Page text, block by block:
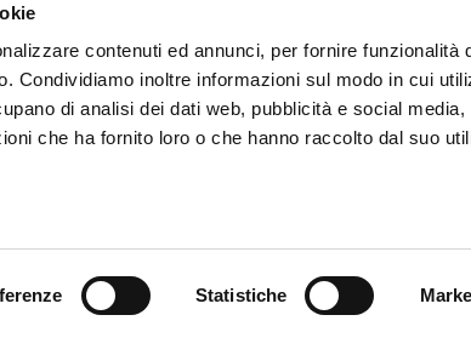
contenuti ed annunci, per fornire funzionalità
Condividiamo inoltre informazioni sul modo in cui
di analisi dei dati web, pubblicità e social media,
che ha fornito loro o che hanno raccolto dal suo
Statistiche